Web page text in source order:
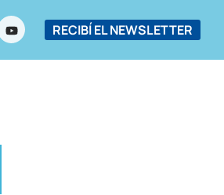
RECIBÍ EL NEWSLETTER